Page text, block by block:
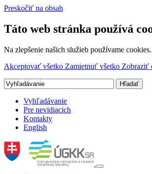
Preskočiť na obsah
Táto web stránka používá
Na zlepšenie našich služieb používame
Akceptovať všetko Zamietnuť všetko Zobraziť
Vyhľadávanie
Pre nevidiacich
Kontakty
English